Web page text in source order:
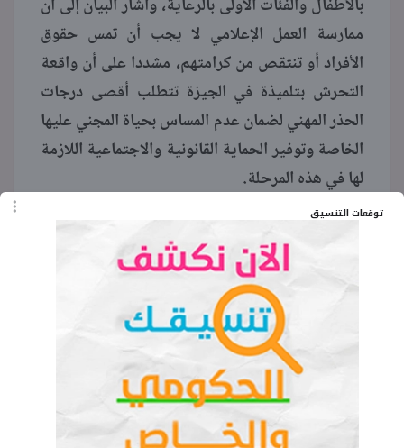
توقعات التنسيق
بالأطفال والفئات الأولى بالرعاية، وأشار البيان إلى أن
ممارسة العمل الإعلامي لا يجب أن تمس حقوق
الأفراد أو تنتقص من كرامتهم، مشددا على أن واقعة
التحرش بتلميذة في الجيزة تتطلب أقصى درجات
الحذر المهني لضمان عدم المساس بحياة المجني عليها
الخاصة وتوفير الحماية القانونية والاجتماعية اللازمة
لها في هذه المرحلة.
إعلاميا يجب أن تقتصر على البيانات الرسمية
الصادرة عن جهات التحقيق ودون التطرق للتفاصيل
التي تضمنها المحتوى المرئي المسرب، ويأتي هذا
التحرك الرسمي كخطوة لضبط المشهد الإعلامي ومنع
استغلال وقائع الاعتداء على الأطفال لتحقيق نسب
مشاهدة أو تفاعلات رقمية على حساب الخصوصية
والقيم المجتمعية والتربوية المعمول بها.